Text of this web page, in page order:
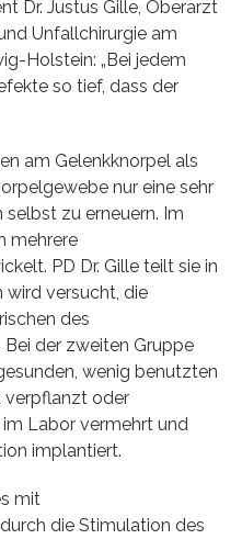
Dr. Justus Gille, Oberarzt
Unfallchirurgie am
Holstein: „Bei jedem
so tief, dass der
am Gelenkknorpel als
nur eine sehr
zu erneuern. Im
mehrere
PD Dr. Gille teilt sie in
wird versucht, die
des
der zweiten Gruppe
wenig benutzten
verpflanzt oder
Labor vermehrt und
implantiert.
mit
die Stimulation des